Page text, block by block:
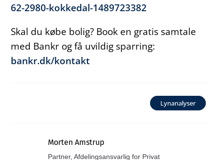
62-2980-kokkedal-1489723382
Skal du købe bolig? Book en gratis samtale
med Bankr og få uvildig sparring:
bankr.dk/kontakt
Lynanalyser
Morten Amstrup
Partner, Afdelingsansvarlig for Privat